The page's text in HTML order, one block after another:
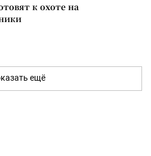
к охоте на
ещё